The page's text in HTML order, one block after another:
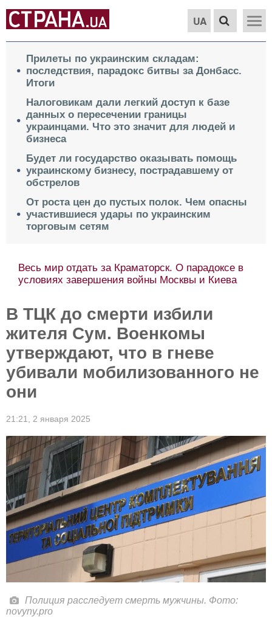
UA
Прилеты по украинским складам:
последствия, парадокс битвы за Донбасс.
Итоги
Налоговикам дали легкий доступ к базе
данных о пересечении границы
украинцами. Что это значит для людей и
бизнеса
Будет ли государство оказывать помощь
украинскому бизнесу, пострадавшему от
обстрелов
От роста цен до пустых полок. Чем опасны
участившиеся удары по украинским
торговым сетям
Весь мир отдать за Краматорск. О парадоксе в
условиях завершения войны Москвы и Киева
В ТЦК до смерти избили
жителя Сум. Военкомы
утверждают, что в гневе
убивали мобилизованного не
они
21:21, 2 января 2025
Полиция расследует смерть мужчины. Фото:
novyny.pro